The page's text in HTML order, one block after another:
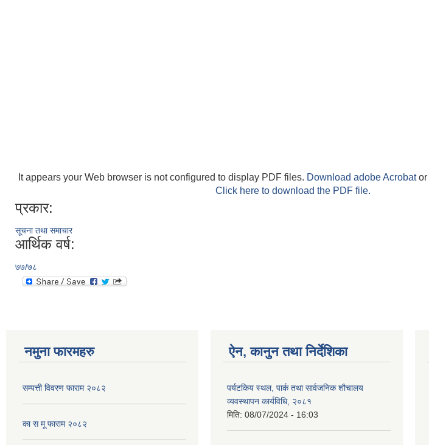
It appears your Web browser is not configured to display PDF files. Download adobe Acrobator
Click here to download the PDF file.
प्रकार:
सूचना तथा समाचार
आर्थिक वर्ष:
७७/७८
नमुना फारमहरु
सम्पत्ती विवरण फाराम २०८२
का स मू फाराम २०८२
ऐन, कानुन तथा निर्देशिका
पर्यटकिय स्थल, पार्क तथा सार्वजनिक शौचालय
व्यवस्थापन कार्यविधि, २०८१
मिति: 08/07/2024 - 16:03